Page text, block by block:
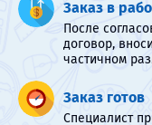
Заказ в
После
договор,
частичном
Заказ готов
Специалист